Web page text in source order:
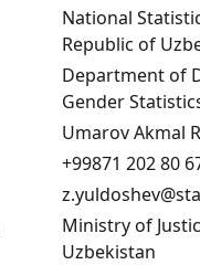
National
Republic of
Department of
Gender
Umarov Akmal
+99871 202 80
Ministry of
Uzbekistan